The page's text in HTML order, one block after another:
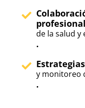
de la salud y
.
y monitoreo
.